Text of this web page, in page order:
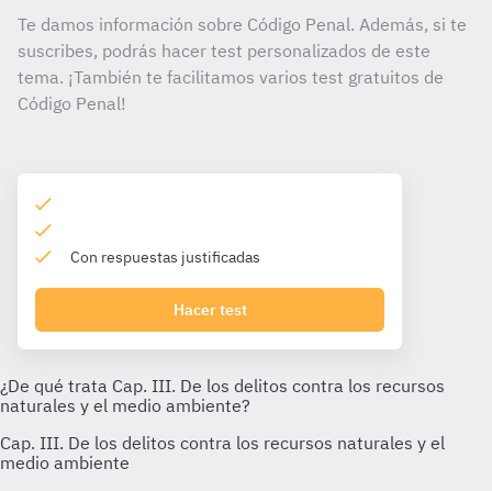
Te damos información sobre Código Penal. Además, si te
suscribes, podrás hacer test personalizados de este
tema. ¡También te facilitamos varios test gratuitos de
Código Penal!
Con respuestas justificadas
Hacer test